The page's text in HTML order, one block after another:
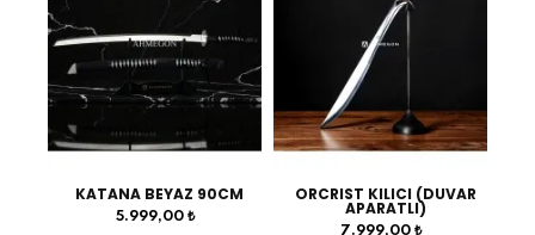
KATANA BEYAZ 90CM
5.999,00 ₺
ORCRIST KILICI (DUVAR
APARATLI)
7.999,00 ₺